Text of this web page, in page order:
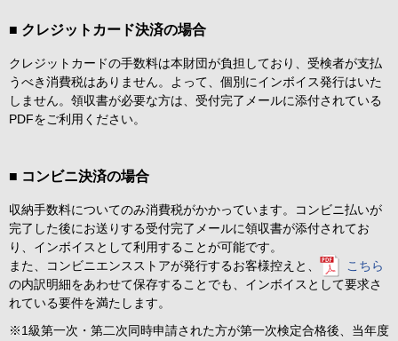
■ クレジットカード決済の場合
クレジットカードの手数料は本財団が負担しており、受検者が支払
うべき消費税はありません。よって、個別にインボイス発行はいた
しません。領収書が必要な方は、受付完了メールに添付されている
PDFをご利用ください。
■ コンビニ決済の場合
収納手数料についてのみ消費税がかかっています。コンビニ払いが
完了した後にお送りする受付完了メールに領収書が添付されてお
り、インボイスとして利用することが可能です。
また、コンビニエンスストアが発行するお客様控えと、
こちら
の内訳明細をあわせて保存することでも、インボイスとして要求さ
れている要件を満たします。
※1級第一次・第二次同時申請された方が第一次検定合格後、当年度